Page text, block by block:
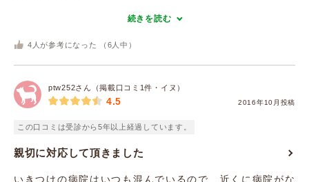
続きを読む
4 人が参考になった （ 6 人中）
ptw252さん（掲載口コミ1件・イヌ）
2016年10月投稿
4.5
この口コミは受診から5年以上経過しています。
親切に対応して頂きました
いきつけの病院はいつも混んでいるので、近くに病院がな